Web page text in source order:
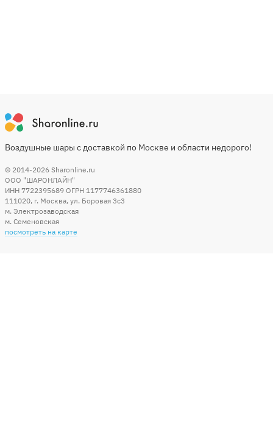
Воздушные шары с доставкой по Москве и области недорого!
© 2014-2026 Sharonline.ru
ООО "ШАРОНЛАЙН"
ИНН 7722395689 ОГРН 1177746361880
111020, г. Москва, ул. Боровая 3c3
м. Электрозаводская
м. Семеновская
посмотреть на карте